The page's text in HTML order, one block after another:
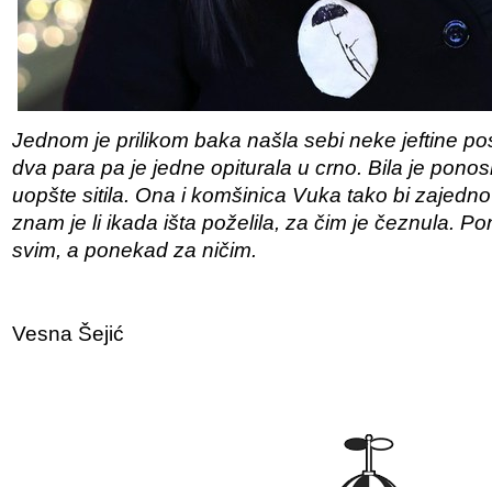
Jednom je prilikom baka našla sebi neke jeftine
dva para pa je jedne opiturala u crno. Bila je
uopšte sitila. Ona i komšinica Vuka tako bi
znam je li ikada išta poželila, za čim je čeznula.
svim, a ponekad za ničim.
Vesna Šejić